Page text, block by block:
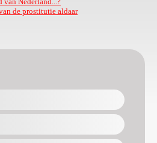
de prostitutie aldaar